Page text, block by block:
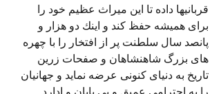
قربانیها داده تا این میراث عظیم خود را
برای همیشه حفظ كند و اينك دو هزار و
پانصد سال سلطنت پر از افتخار را با چهره
های بزرگ شاهنشاهان و صفحات زرین
تاریخ به دنیای کنونی عرضه نماید و جهانیان
را به احترامی عمیق و بی پایان و ادارد .